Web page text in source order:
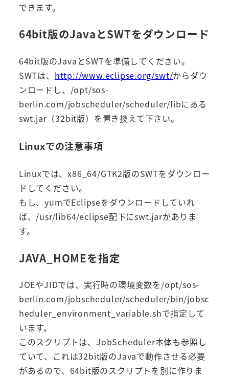
できます。
64bit版のJavaとSWTをダウンロード
64bit版のJavaとSWTを準備してください。
SWTは、 http://www.eclipse.org/swt/からダウ
ンロードし、/opt/sos-
berlin.com/jobscheduler/scheduler/libにある
swt.jar（32bit版）を置き換えて下さい。
Linuxでの注意事項
Linuxでは、x86_64/GTK2版のSWTをダウンロー
ドしてください。
もし、yumでEclipseをダウンロードしていれ
ば、/usr/lib64/eclipse配下にswt.jarがありま
す。
JAVA_HOMEを指定
JOEやJIDでは、実行時の環境変数を/opt/sos-
berlin.com/jobscheduler/scheduler/bin/jobsc
heduler_environment_variable.shで指定して
います。
このスクリプトは、JobScheduler本体も参照し
ていて、これは32bit版のJavaで動作させる必要
があるので、64bit版のスクリプトを別に作りま